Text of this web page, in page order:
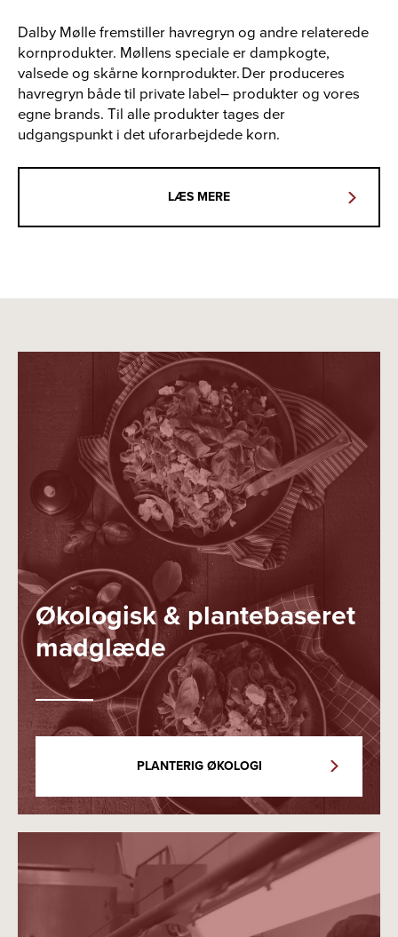
Dalby Mølle fremstiller havregryn og andre relaterede
kornprodukter. Møllens speciale er dampkogte,
valsede og skårne kornprodukter. Der produceres
havregryn både til private label– produkter og vores
egne brands. Til alle produkter tages der
udgangspunkt i det uforarbejdede korn.
LÆS MERE
Økologisk & plantebaseret
madglæde
PLANTERIG ØKOLOGI